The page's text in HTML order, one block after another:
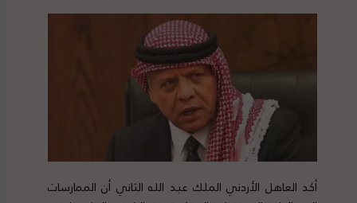
أكد العاهل الأردني الملك عبد الله الثاني أن الممارسات